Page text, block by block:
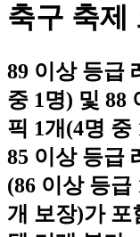
축구 축제
89 이상 등급
중 1명) 및 88
픽 1개(4명
85 이상 등급
(86 이상 등급
개 보장)가 포